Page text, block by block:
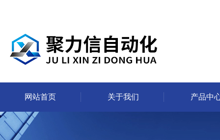
网站首页 关于我们 产品中